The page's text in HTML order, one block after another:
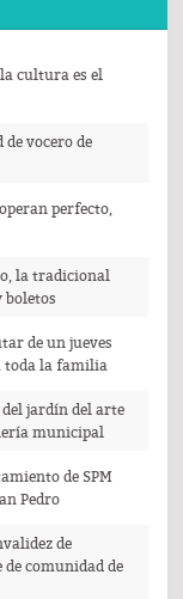
cultura es el
vocero de
perfecto,
la tradicional
boletos
de un jueves
toda la familia
jardín del arte
municipal
de SPM
Pedro
de
de comunidad de